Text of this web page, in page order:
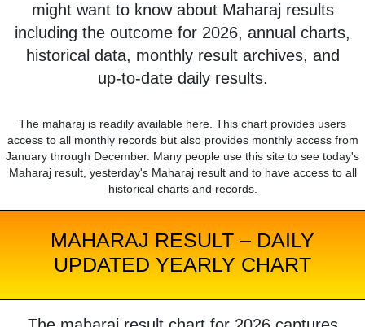
might want to know about Maharaj results
including the outcome for 2026, annual charts,
historical data, monthly result archives, and
up-to-date daily results.
The maharaj is readily available here. This chart provides users
access to all monthly records but also provides monthly access from
January through December. Many people use this site to see today's
Maharaj result, yesterday's Maharaj result and to have access to all
historical charts and records.
MAHARAJ RESULT – DAILY
UPDATED YEARLY CHART